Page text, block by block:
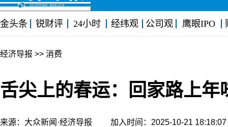
金头条 锐财评 24小时 经纬观 公司观 鹰眼IPO
经济导报 >> 消费
舌尖上的春运：回家路上
来源：大众新闻·经济导报 加入时间：2025-10-21